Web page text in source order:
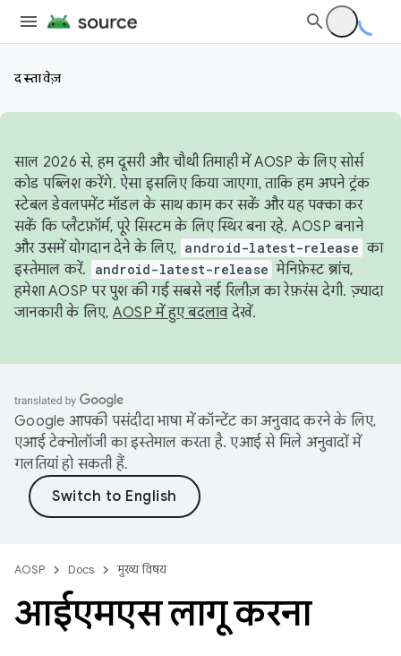
दस्तावेज़
साल 2026 से, हम दूसरी और चौथी तिमाही में AOSP के लिए सोर्स
कोड पब्लिश करेंगे. ऐसा इसलिए किया जाएगा, ताकि हम अपने ट्रंक
स्टेबल डेवलपमेंट मॉडल के साथ काम कर सकें और यह पक्का कर
सकें कि प्लैटफ़ॉर्म, पूरे सिस्टम के लिए स्थिर बना रहे. AOSP बनाने
और उसमें योगदान देने के लिए, android-latest-release का
इस्तेमाल करें.
android-latest-release मेनिफ़ेस्ट ब्रांच,
हमेशा AOSP पर पुश की गई सबसे नई रिलीज़ का रेफ़रंस देगी. ज़्यादा
जानकारी के लिए, AOSP में हुए बदलावदेखें.
Google आपकी पसंदीदा भाषा में कॉन्टेंट का अनुवाद करने के लिए,
एआई टेक्नोलॉजी का इस्तेमाल करता है. एआई से मिले अनुवादों में
गलतियां हो सकती हैं.
AOSP Docs मुख्य विषय
आईएमएस लागू करना